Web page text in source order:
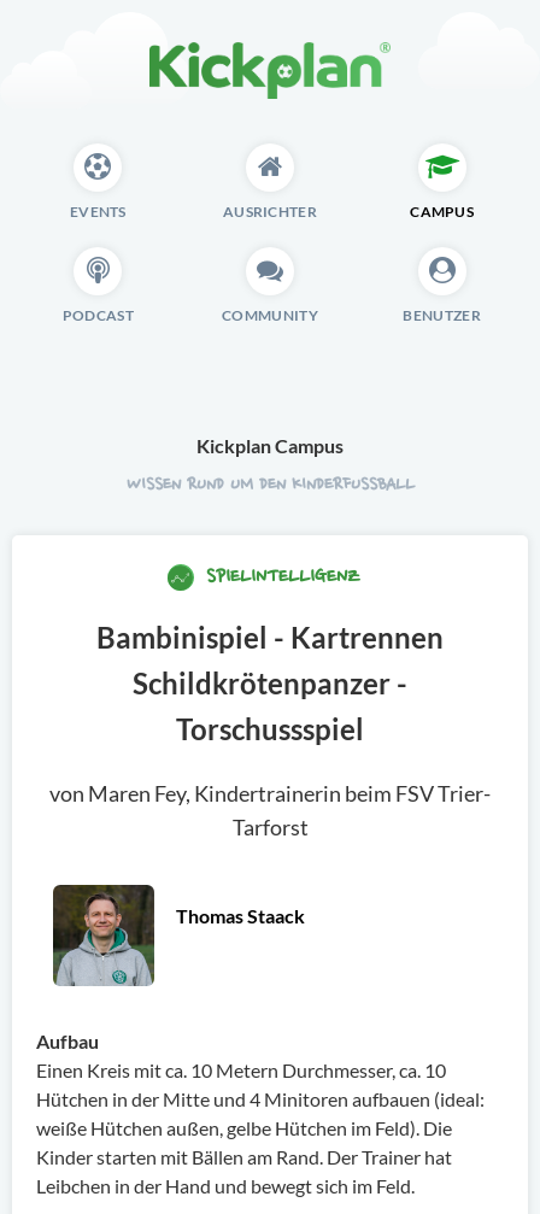
EVENTS AUSRICHTER CAMPUS
PODCAST COMMUNITY BENUTZER
Kickplan Campus
WISSEN RUND UM DEN KINDERFUSSBALL
SPIELINTELLIGENZ
Bambinispiel - Kartrennen
Schildkrötenpanzer -
Torschussspiel
von Maren Fey, Kindertrainerin beim FSV Trier-
Tarforst
Thomas Staack
Aufbau
Einen Kreis mit ca. 10 Metern Durchmesser, ca. 10
Hütchen in der Mitte und 4 Minitoren aufbauen (ideal:
weiße Hütchen außen, gelbe Hütchen im Feld). Die
Kinder starten mit Bällen am Rand. Der Trainer hat
Leibchen in der Hand und bewegt sich im Feld.